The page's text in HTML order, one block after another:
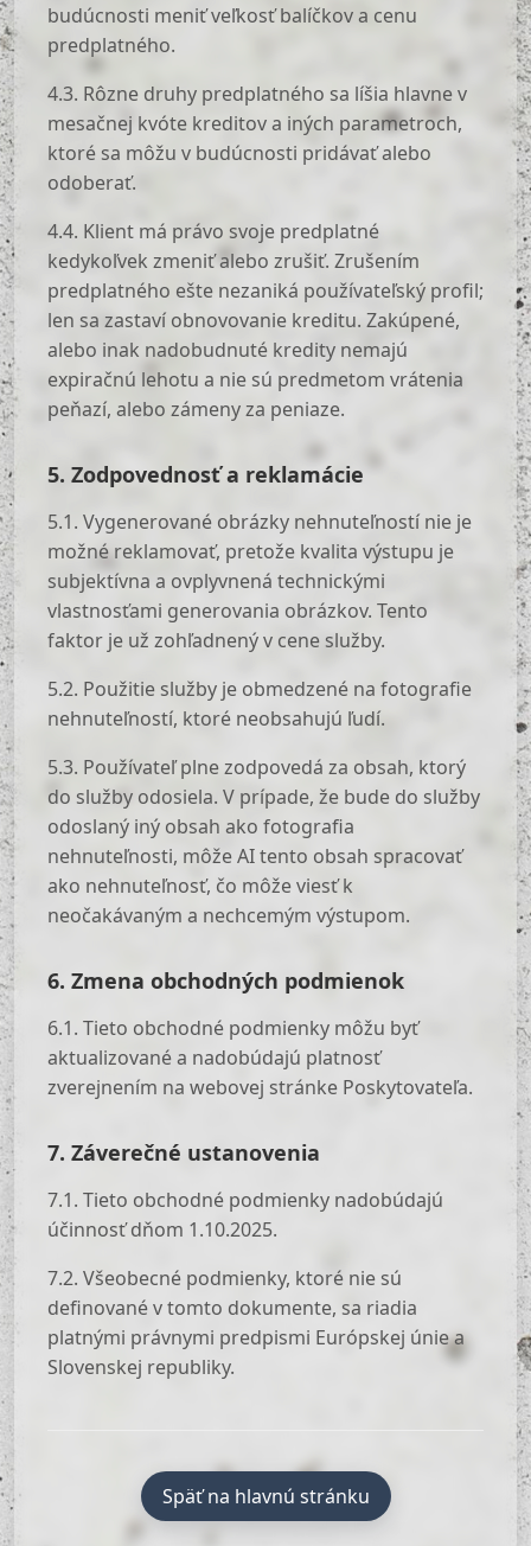
budúcnosti meniť veľkosť balíčkov a cenu
predplatného.
4.3. Rôzne druhy predplatného sa líšia hlavne v
mesačnej kvóte kreditov a iných parametroch,
ktoré sa môžu v budúcnosti pridávať alebo
odoberať.
4.4. Klient má právo svoje predplatné
kedykoľvek zmeniť alebo zrušiť. Zrušením
predplatného ešte nezaniká používateľský profil;
len sa zastaví obnovovanie kreditu. Zakúpené,
alebo inak nadobudnuté kredity nemajú
expiračnú lehotu a nie sú predmetom vrátenia
peňazí, alebo zámeny za peniaze.
5. Zodpovednosť a reklamácie
5.1. Vygenerované obrázky nehnuteľností nie je
možné reklamovať, pretože kvalita výstupu je
subjektívna a ovplyvnená technickými
vlastnosťami generovania obrázkov. Tento
faktor je už zohľadnený v cene služby.
5.2. Použitie služby je obmedzené na fotografie
nehnuteľností, ktoré neobsahujú ľudí.
5.3. Používateľ plne zodpovedá za obsah, ktorý
do služby odosiela. V prípade, že bude do služby
odoslaný iný obsah ako fotografia
nehnuteľnosti, môže AI tento obsah spracovať
ako nehnuteľnosť, čo môže viesť k
neočakávaným a nechcemým výstupom.
6. Zmena obchodných podmienok
6.1. Tieto obchodné podmienky môžu byť
aktualizované a nadobúdajú platnosť
zverejnením na webovej stránke Poskytovateľa.
7. Záverečné ustanovenia
7.1. Tieto obchodné podmienky nadobúdajú
účinnosť dňom 1.10.2025.
7.2. Všeobecné podmienky, ktoré nie sú
definované v tomto dokumente, sa riadia
platnými právnymi predpismi Európskej únie a
Slovenskej republiky.
Späť na hlavnú stránku